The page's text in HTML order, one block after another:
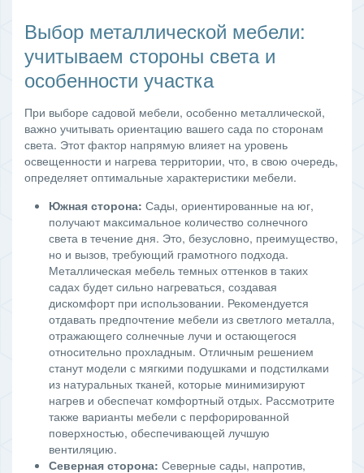
Выбор металлической мебели:
учитываем стороны света и
особенности участка
При выборе садовой мебели, особенно металлической,
важно учитывать ориентацию вашего сада по сторонам
света. Этот фактор напрямую влияет на уровень
освещенности и нагрева территории, что, в свою очередь,
определяет оптимальные характеристики мебели.
Южная сторона: Сады, ориентированные на юг,
получают максимальное количество солнечного
света в течение дня. Это, безусловно, преимущество,
но и вызов, требующий грамотного подхода.
Металлическая мебель темных оттенков в таких
садах будет сильно нагреваться, создавая
дискомфорт при использовании. Рекомендуется
отдавать предпочтение мебели из светлого металла,
отражающего солнечные лучи и остающегося
относительно прохладным. Отличным решением
станут модели с мягкими подушками и подстилками
из натуральных тканей, которые минимизируют
нагрев и обеспечат комфортный отдых. Рассмотрите
также варианты мебели с перфорированной
поверхностью, обеспечивающей лучшую
вентиляцию.
Северная сторона: Северные сады, напротив,